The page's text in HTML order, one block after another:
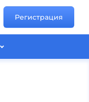
Регистрация